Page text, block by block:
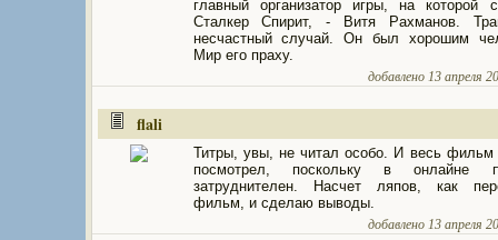
главный организатор игры, на которой
Сталкер Спирит, - Витя Рахманов.
несчастный случай. Он был хорошим
Мир его праху.
добавлено 13 апреля
flali
Титры, увы, не читал особо. И весь фильм
посмотрел, поскольку в онлайне
затруднителен. Насчет ляпов, как
фильм, и сделаю выводы.
добавлено 13 апреля